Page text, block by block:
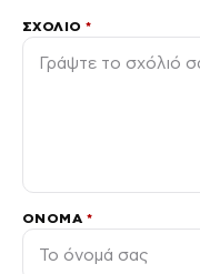
ΣΧΌΛΙΟ*
ΌΝΟΜΑ *